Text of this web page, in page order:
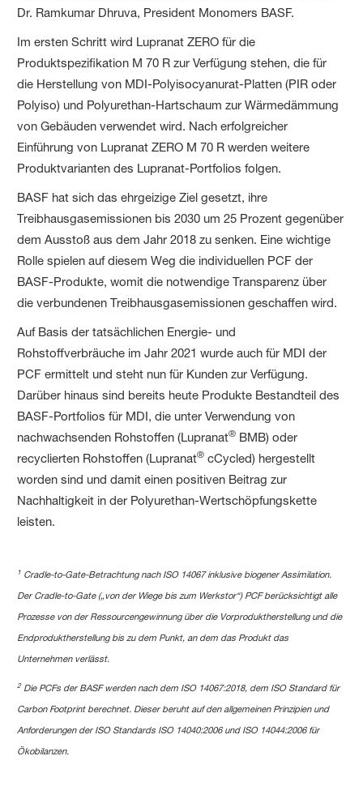
Dr. Ramkumar Dhruva, President Monomers BASF.
Im ersten Schritt wird Lupranat ZERO für die
Produktspezifikation M 70 R zur Verfügung stehen, die für
die Herstellung von MDI-Polyisocyanurat-Platten (PIR oder
Polyiso) und Polyurethan-Hartschaum zur Wärmedämmung
von Gebäuden verwendet wird. Nach erfolgreicher
Einführung von Lupranat ZERO M 70 R werden weitere
Produktvarianten des Lupranat-Portfolios folgen.
BASF hat sich das ehrgeizige Ziel gesetzt, ihre
Treibhausgasemissionen bis 2030 um 25 Prozent gegenüber
dem Ausstoß aus dem Jahr 2018 zu senken. Eine wichtige
Rolle spielen auf diesem Weg die individuellen PCF der
BASF-Produkte, womit die notwendige Transparenz über
die verbundenen Treibhausgasemissionen geschaffen wird.
Auf Basis der tatsächlichen Energie- und
Rohstoffverbräuche im Jahr 2021 wurde auch für MDI der
PCF ermittelt und steht nun für Kunden zur Verfügung.
Darüber hinaus sind bereits heute Produkte Bestandteil des
BASF-Portfolios für MDI, die unter Verwendung von
nachwachsenden Rohstoffen (Lupranat® BMB) oder
recyclierten Rohstoffen (Lupranat® cCycled) hergestellt
worden sind und damit einen positiven Beitrag zur
Nachhaltigkeit in der Polyurethan-Wertschöpfungskette
leisten.
1 Cradle-to-Gate-Betrachtung nach ISO 14067 inklusive biogener Assimilation.
Der Cradle-to-Gate („von der Wiege bis zum Werkstor“) PCF berücksichtigt alle
Prozesse von der Ressourcengewinnung über die Vorproduktherstellung und die
Endproduktherstellung bis zu dem Punkt, an dem das Produkt das
Unternehmen verlässt.
2Die PCFs der BASF werden nach dem ISO 14067:2018, dem ISO Standard für
Carbon Footprint berechnet. Dieser beruht auf den allgemeinen Prinzipien und
Anforderungen der ISO Standards ISO 14040:2006 und ISO 14044:2006 für
Ökobilanzen.